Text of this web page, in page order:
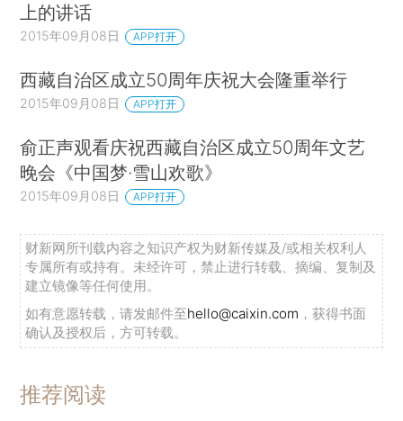
上的讲话
2015年09月08日 APP打开
西藏自治区成立50周年庆祝大会隆重举行
2015年09月08日 APP打开
俞正声观看庆祝西藏自治区成立50周年文艺
晚会《中国梦·雪山欢歌》
2015年09月08日 APP打开
财新网所刊载内容之知识产权为财新传媒及/或相关权利人
专属所有或持有。未经许可，禁止进行转载、摘编、复制及
建立镜像等任何使用。
如有意愿转载，请发邮件至hello@caixin.com ，获得书面
确认及授权后，方可转载。
推荐阅读